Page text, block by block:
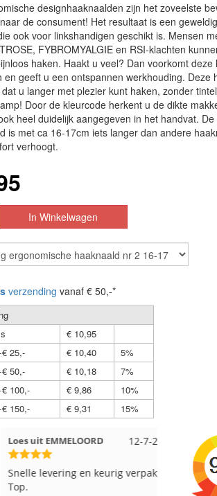
designhaaknaalden zijn het zoveelste
de consument! Het resultaat is een
ook voor linkshandigen geschikt is. Mensen
FYBROMYALGIE en RSI-klachten
haken. Haakt u veel? Dan voorkomt deze
en geeft u een ontspannen werkhouding. Deze
u langer met plezier kunt haken, zonder
Door de kleurcode herkent u de dikte
heel duidelijk aangegeven in het handvat.
is met ca 16-17cm iets langer dan andere
verhoogt.
verzending vanaf € 50,-*
€ 10,95
25,-
€ 10,40
5%
50,-
€ 10,18
7%
100,-
€ 9,86
10%
150,-
€ 9,31 15%
12-7-2026
uit EMMELOORD
levering en keurig verpakt.
Nell uit
Goed